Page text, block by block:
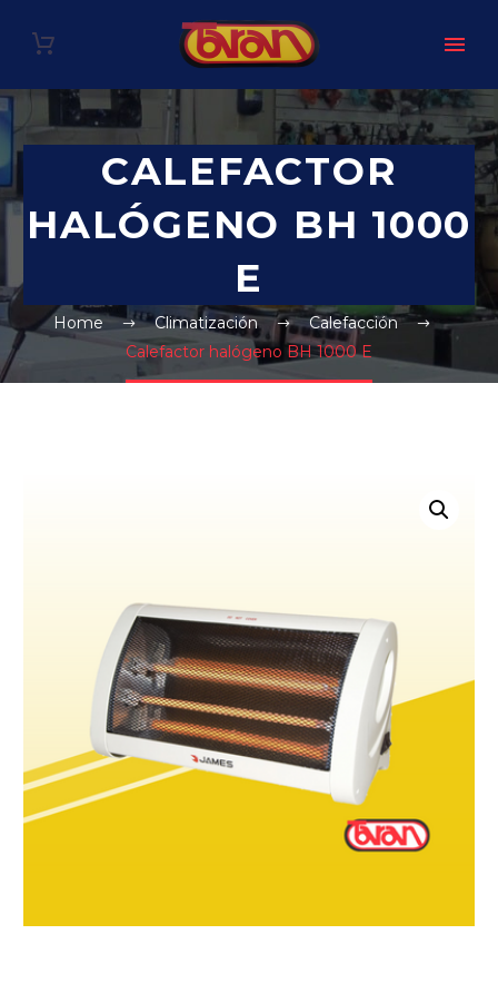
CALEFACTOR
HALÓGENO BH 1000
E
Home Climatización
Calefacción
Calefactor halógeno BH 1000 E